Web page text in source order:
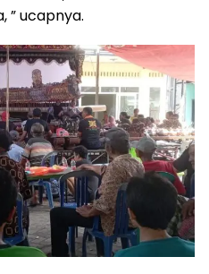
” ucapnya.